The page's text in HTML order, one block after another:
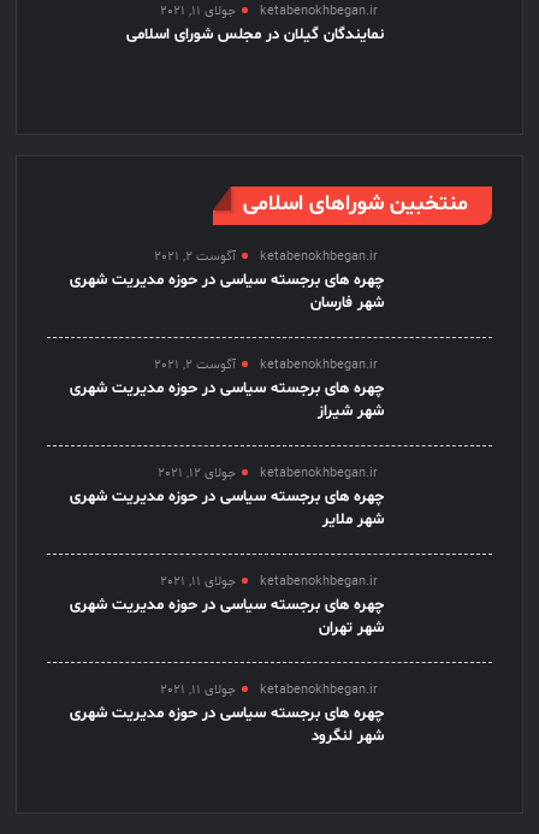
ketabenokhbegan.ir جولای 11, 2021
نمایندگان گیلان در مجلس شورای اسلامی
منتخبین شوراهای اسلامی
ketabenokhbegan.ir آگوست 2, 2021
چهره های برجسته سیاسی در حوزه مدیریت شهری
شهر فارسان
ketabenokhbegan.ir آگوست 2, 2021
چهره های برجسته سیاسی در حوزه مدیریت شهری
شهر شیراز
ketabenokhbegan.ir جولای 12, 2021
چهره های برجسته سیاسی در حوزه مدیریت شهری
شهر ملایر
ketabenokhbegan.ir جولای 11, 2021
چهره های برجسته سیاسی در حوزه مدیریت شهری
شهر تهران
ketabenokhbegan.ir جولای 11, 2021
چهره های برجسته سیاسی در حوزه مدیریت شهری
شهر لنگرود